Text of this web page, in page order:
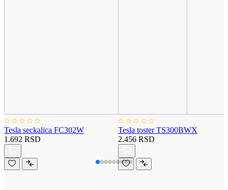
Tesla seckalica FC302W
1.692 RSD
Tesla toster TS300BWX
2.456 RSD